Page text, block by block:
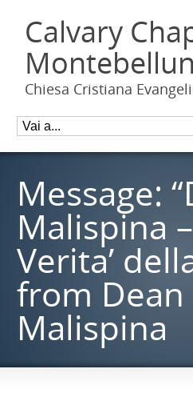
Calvary
Chiesa Cristiana
Message:
Malispina
Verita’
from Dean
Malispina